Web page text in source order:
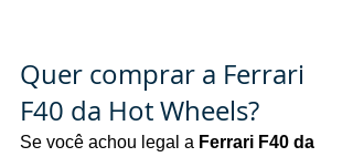
Quer comprar a Ferrari
F40 da Hot Wheels?
Se você achou legal a Ferrari F40 da